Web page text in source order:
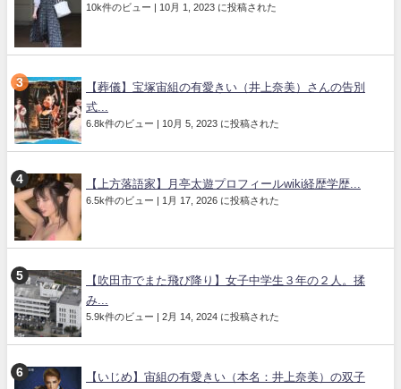
10k件のビュー | 10月 1, 2023 に投稿された
【葬儀】宝塚宙組の有愛きい（井上奈美）さんの告別
式...
6.8k件のビュー | 10月 5, 2023 に投稿された
【上方落語家】月亭太遊プロフィールwiki経歴学歴...
6.5k件のビュー | 1月 17, 2026 に投稿された
【吹田市でまた飛び降り】女子中学生３年の２人。揉
み...
5.9k件のビュー | 2月 14, 2024 に投稿された
【いじめ】宙組の有愛きい（本名：井上奈美）の双子